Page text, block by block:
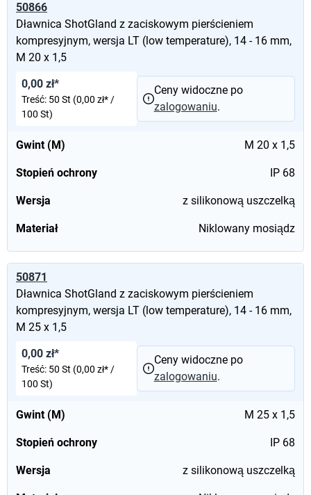
50866
Dławnica ShotGland z zaciskowym pierścieniem
kompresyjnym, wersja LT (low temperature), 14 - 16 mm,
M 20 x 1,5
Gwint (M) M 20 x 1,5
Stopień ochrony IP 68
Wersja z silikonową uszczelką
Materiał Niklowany mosiądz
0,00 zł*
Treść: 50 St (0,00 zł* /
100 St)
Ceny widoczne po
zalogowaniu.
50871
Dławnica ShotGland z zaciskowym pierścieniem
kompresyjnym, wersja LT (low temperature), 14 - 16 mm,
M 25 x 1,5
Gwint (M) M 25 x 1,5
Stopień ochrony IP 68
Wersja z silikonową uszczelką
0,00 zł*
Treść: 50 St (0,00 zł* /
100 St)
Ceny widoczne po
zalogowaniu.